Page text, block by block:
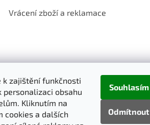
k zajištění funkčnosti
personalizaci obsahu
Kliknutím na
cookies a dalších
Odmítnout
Souhlasím
Vrácení zboží a reklamace